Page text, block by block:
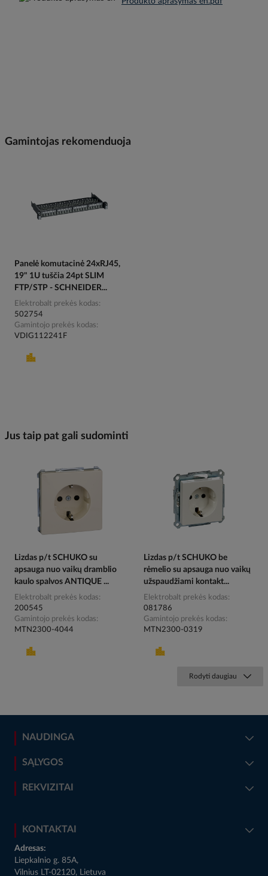
Gamintojas rekomenduoja
Panelė komutacinė 24xRJ45,
19" 1U tuščia 24pt SLIM
FTP/STP - SCHNEIDER...
Elektrobalt prekės kodas
502754
Gamintojo prekės kodas
VDIG112241F
Jus taip pat gali sudominti
Lizdas p/t SCHUKO su
apsauga nuo vaikų dramblio
kaulo spalvos ANTIQUE ...
Elektrobalt prekės kodas
200545
Gamintojo prekės kodas
MTN2300-4044
Lizdas p/t SCHUKO be
rėmelio su apsauga nuo vaikų
užspaudžiami kontakt...
Elektrobalt prekės kodas
081786
Gamintojo prekės kodas
MTN2300-0319
Rodyti daugiau
NAUDINGA
SĄLYGOS
REKVIZITAI
KONTAKTAI
Adresas:
Liepkalnio g. 85A,
Vilnius LT-02120, Lietuva